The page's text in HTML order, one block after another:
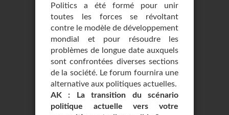
Politics a été formé pour unir
toutes les forces se révoltant
contre le modèle de développement
mondial et pour résoudre les
problèmes de longue date auxquels
sont confrontées diverses sections
de la société. Le forum fournira une
alternative aux politiques actuelles.
AK : La transition du scénario
politique actuelle vers votre